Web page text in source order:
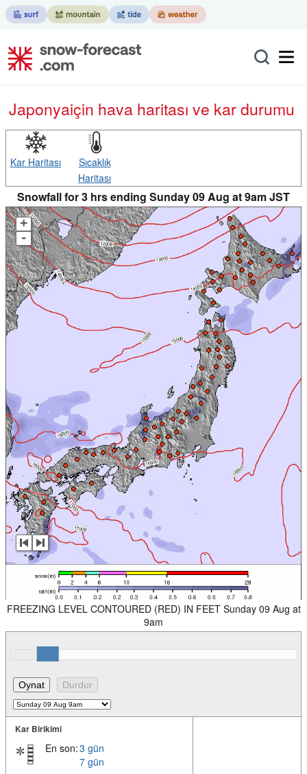
Japonyaiçin hava haritası ve kar durumu
Kar Haritası
Sıcaklık
Haritası
Snowfall for 3 hrs ending Sunday 09 Aug at 9am JST
+
-
FREEZING LEVEL CONTOURED (RED) IN FEET Sunday 09 Aug at
9am
Kar Birikimi
En son:3 gün
7 gün